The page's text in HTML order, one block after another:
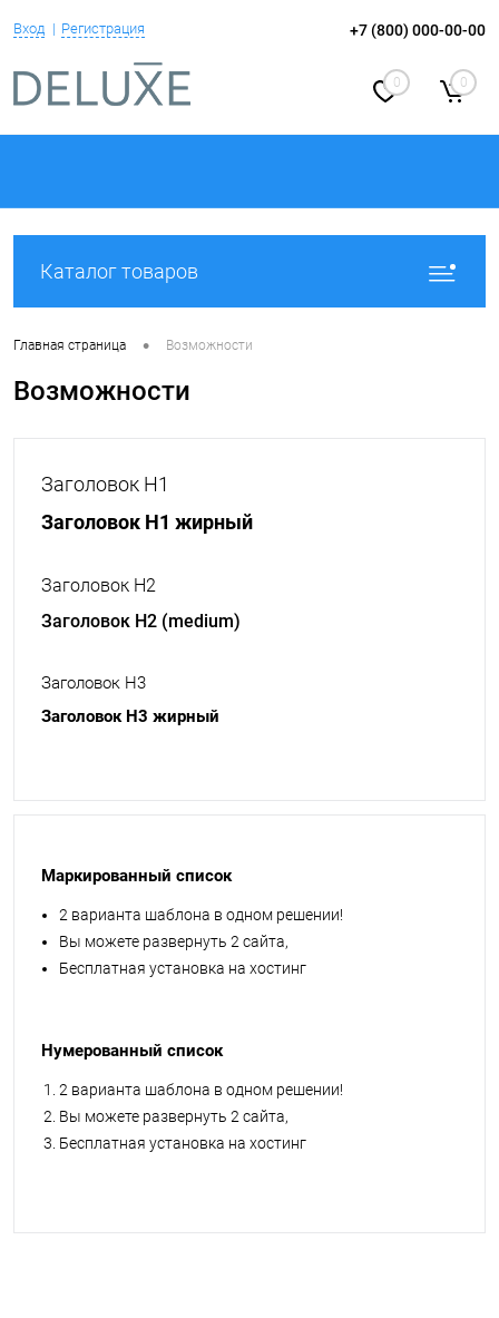
Вход Регистрация +7 (800) 000-00-00
0 0
Каталог товаров
Главная страница • Возможности
Возможности
Заголовок H1
Заголовок H1 жирный
Заголовок H2
Заголовок H2 (medium)
Заголовок H3
Заголовок H3 жирный
Маркированный список
2 варианта шаблона в одном решении!
Вы можете развернуть 2 сайта,
Бесплатная установка на хостинг
Нумерованный список
2 варианта шаблона в одном решении!
Вы можете развернуть 2 сайта,
Бесплатная установка на хостинг